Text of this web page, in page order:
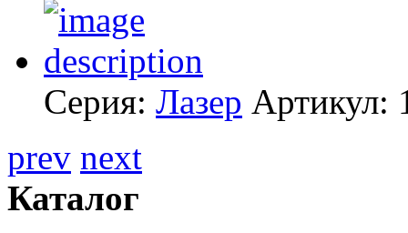
Серия: Лазер Артикул:
prev next
Каталог